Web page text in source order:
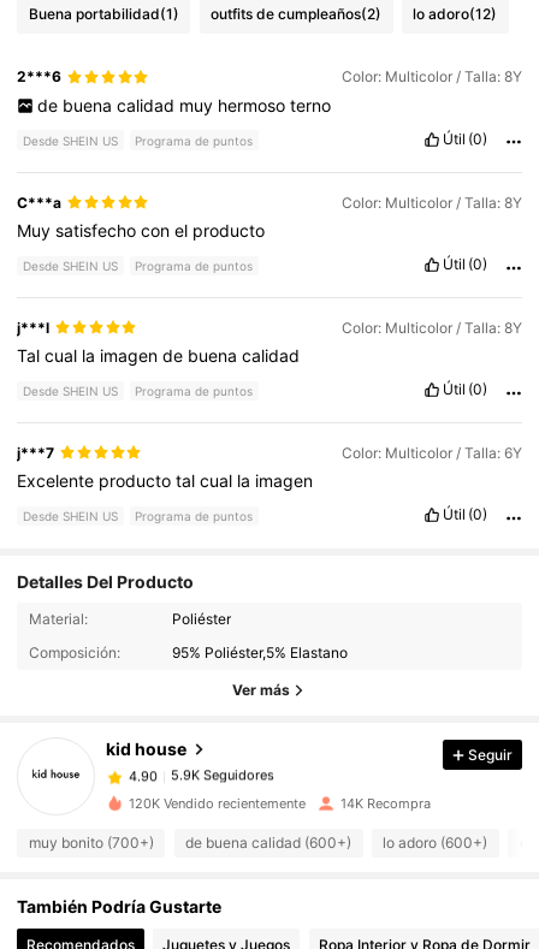
Buena portabilidad(1) outfits de cumpleaños(2) lo adoro(12)
2***6 Color: Multicolor / Talla: 8Y
de buena calidad muy hermoso terno
Desde SHEIN US Programa de puntos Útil (0)
C***a Color: Multicolor / Talla: 8Y
Muysatisfechoconel producto
Desde SHEIN US Programa de puntos Útil (0)
j***l Color: Multicolor / Talla: 8Y
Talcual la imagende buenacalidad
Desde SHEIN US Programa de puntos Útil (0)
j***7 Color: Multicolor / Talla: 6Y
Excelente productotalcual la imagen
Desde SHEIN US Programa de puntos Útil (0)
Detalles Del Producto
Material:
Poliéster
Composición:
95% Poliéster,5% Elastano
Ver más
kid house
5.9K Seguidores
5.9K Seguidores
4.90
5.9K Seguidores
b***5
Hace 6 horas
4.90 5.9K Seguidores
4.90 5.9K Seguidores
Seguir
120K Vendido recientemente 14K Recompra
muy bonito (700+) de buena calidad (600+) lo adoro (600+)
También Podría Gustarte
Recomendados Juguetes y Juegos Ropa Interior y Ropa de Dormir